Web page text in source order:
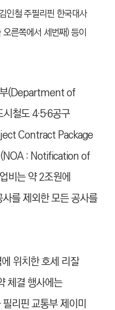
인철 주필리핀 한국대사
른쪽에서 세번째) 등이
부(Department of
철도 4·5·6공구
Contract Package
: Notification of
비는 약 2조원에
를 제외한 모든 공사를
위치한 호세 리잘
체결 행사에는
리핀 교통부 제이미